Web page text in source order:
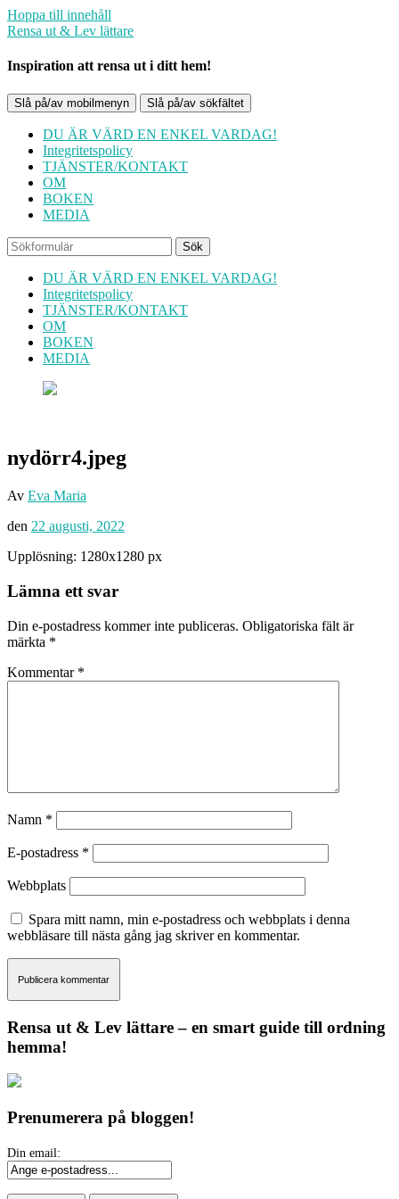
Hoppa till innehåll
Rensa ut & Lev lättare
Inspiration att rensa ut i ditt hem!
Slå på/av mobilmenyn Slå på/av sökfältet
DU ÄR VÄRD EN ENKEL VARDAG!
Integritetspolicy
TJÄNSTER/KONTAKT
OM
BOKEN
MEDIA
Sök
DU ÄR VÄRD EN ENKEL VARDAG!
Integritetspolicy
TJÄNSTER/KONTAKT
OM
BOKEN
MEDIA
nydörr4.jpeg
Av Eva Maria
den 22 augusti, 2022
Upplösning: 1280x1280 px
Lämna ett svar
Din e-postadress kommer inte publiceras. Obligatoriska fält är
märkta *
Kommentar *
Namn *
E-postadress *
Webbplats
Spara mitt namn, min e-postadress och webbplats i denna
webbläsare till nästa gång jag skriver en kommentar.
Rensa ut & Lev lättare – en smart guide till ordning
hemma!
Prenumerera på bloggen!